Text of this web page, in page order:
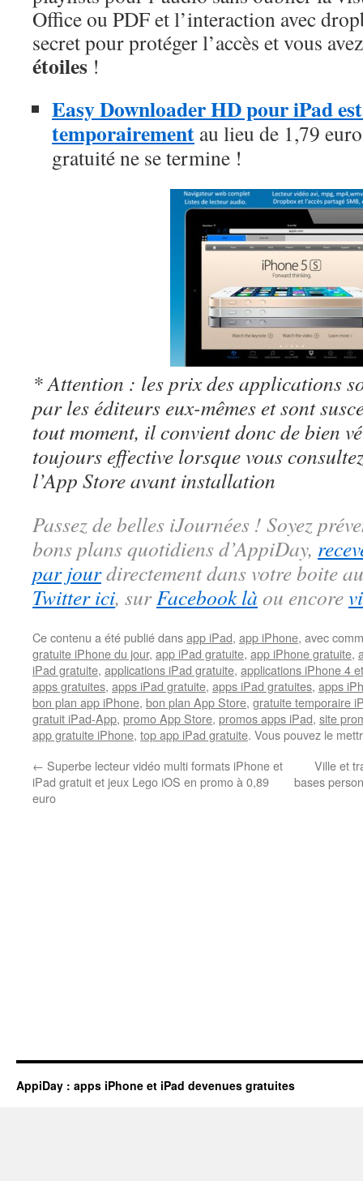
Office ou PDF et l’interaction avec
secret pour protéger l’accès et vous
étoiles !
Easy Downloader HD pour iPad
temporairement au lieu de 1,79
gratuité ne se termine !
* Attention : les prix des applications
par les éditeurs eux-mêmes et sont
tout moment, il convient donc de bien
toujours effective lorsque vous
l’App Store avant installation
Passez de belles iJournées ! Soyez
bons plans quotidiens d’AppiDay,
par jourdirectement dans votre boite
Twitter ici, surFacebook là ou encore
Ce contenu a été publié dansapp iPad, app iPhone, avec
gratuite iPhone du jour, app iPad gratuite, app iPhone gratuite,
iPad gratuite, applications iPad gratuite, applications iPhone 4
apps gratuites, apps iPad gratuite, apps iPad gratuites, apps
bon plan app iPhone, bon plan App Store, gratuite temporaire
gratuit iPad-App, promo App Store, promos apps iPad, site
app gratuite iPhone, top app iPad gratuite. Vous pouvez le
← Superbe lecteur vidéo multi formats iPhone et
iPad gratuit et jeux Lego iOS en promo à 0,89
euro
Ville et
bases
AppiDay : apps iPhone et iPad devenues gratuites